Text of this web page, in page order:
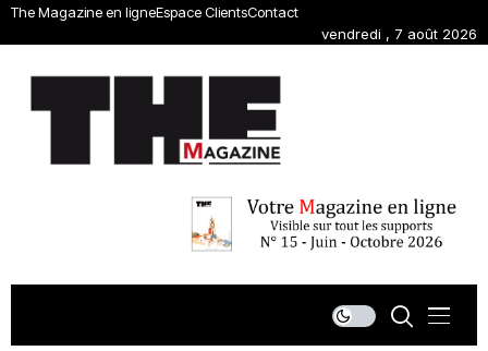
The Magazine en ligneEspace ClientsContact
vendredi , 7 août 2026